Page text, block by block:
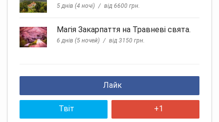
5 днів (4 ночі) від 6600 грн.
Магія Закарпаття на Травневі свята.
6 днів (5 ночей) від 3150 грн.
Лайк
Твіт +1